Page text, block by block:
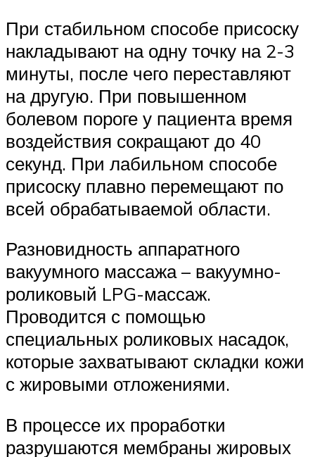
При стабильном способе присоску
накладывают на одну точку на 2-3
минуты, после чего переставляют
на другую. При повышенном
болевом пороге у пациента время
воздействия сокращают до 40
секунд. При лабильном способе
присоску плавно перемещают по
всей обрабатываемой области.
Разновидность аппаратного
вакуумного массажа – вакуумно-
роликовый LPG-массаж.
Проводится с помощью
специальных роликовых насадок,
которые захватывают складки кожи
с жировыми отложениями.
В процессе их проработки
разрушаются мембраны жировых